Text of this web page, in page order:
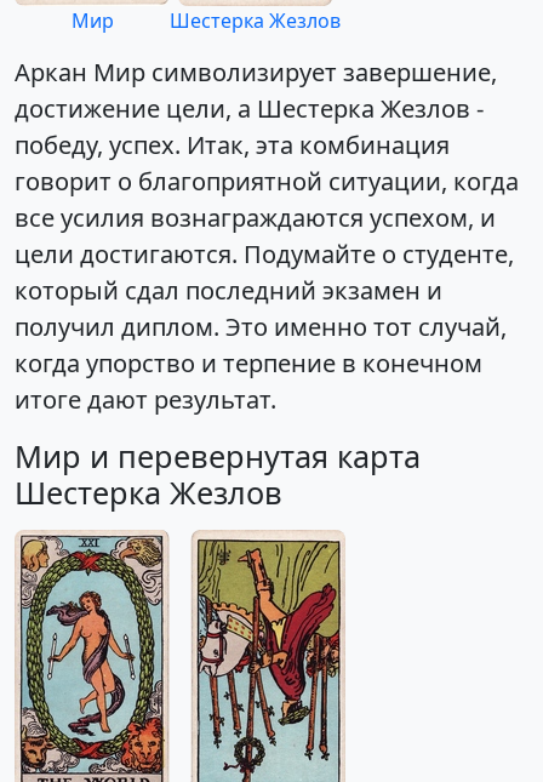
Мир Шестерка Жезлов
Аркан Мир символизирует завершение,
достижение цели, а Шестерка Жезлов -
победу, успех. Итак, эта комбинация
говорит о благоприятной ситуации, когда
все усилия вознаграждаются успехом, и
цели достигаются. Подумайте о студенте,
который сдал последний экзамен и
получил диплом. Это именно тот случай,
когда упорство и терпение в конечном
итоге дают результат.
Мир и перевернутая карта
Шестерка Жезлов